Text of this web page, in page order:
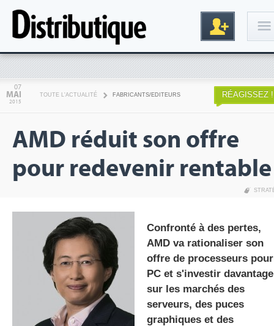
gratuite
07
MAI
2015
TOUTE L'ACTUALITÉ FABRICANTS/EDITEURS RÉAGISSEZ !
AMD réduit son offre
pour redevenir rentable
Confronté à des pertes,
AMD va rationaliser son
offre de processeurs pour
PC et s'investir davantage
sur les marchés des
serveurs, des puces
graphiques et des